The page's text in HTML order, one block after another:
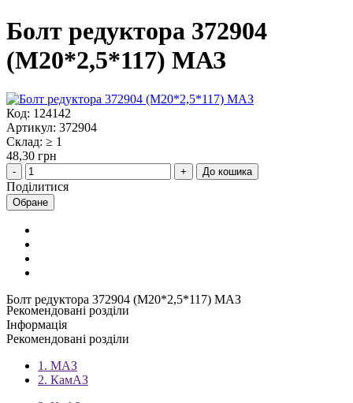
Болт редуктора 372904
(М20*2,5*117) МАЗ
Код: 124142
Артикул: 372904
Склад: ≥ 1
48,30 грн
До кошика
Поділитися
Обране
Болт редуктора 372904 (М20*2,5*117) МАЗ
Рекомендовані розділи
Інформація
Рекомендовані розділи
1. МАЗ
2. КамАЗ